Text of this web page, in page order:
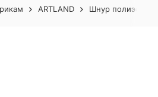
ARTLAND Шнур